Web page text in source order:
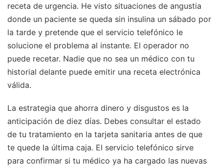
receta de urgencia. He visto situaciones de angustia
donde un paciente se queda sin insulina un sábado por
la tarde y pretende que el servicio telefónico le
solucione el problema al instante. El operador no
puede recetar. Nadie que no sea un médico con tu
historial delante puede emitir una receta electrónica
válida.
La estrategia que ahorra dinero y disgustos es la
anticipación de diez días. Debes consultar el estado
de tu tratamiento en la tarjeta sanitaria antes de que
te quede la última caja. El servicio telefónico sirve
para confirmar si tu médico ya ha cargado las nuevas